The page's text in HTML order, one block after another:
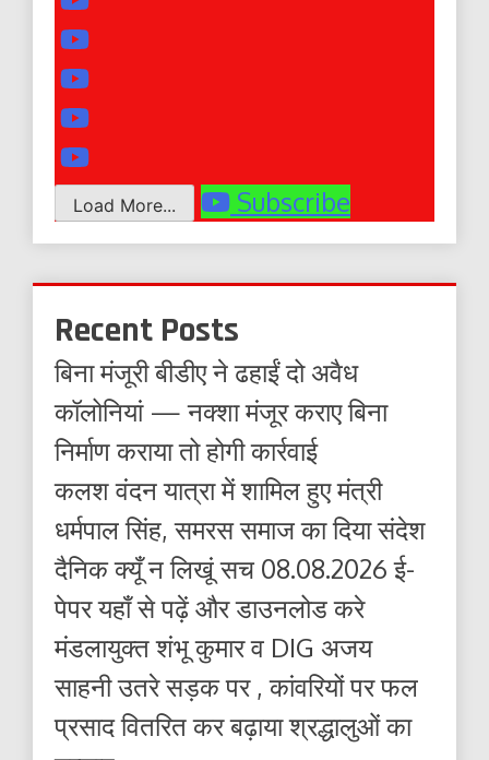
Load More... Subscribe
Recent Posts
बिना मंजूरी बीडीए ने ढहाईं दो अवैध
कॉलोनियां — नक्शा मंजूर कराए बिना
निर्माण कराया तो होगी कार्रवाई
कलश वंदन यात्रा में शामिल हुए मंत्री
धर्मपाल सिंह, समरस समाज का दिया संदेश
दैनिक क्यूँ न लिखूं सच 08.08.2026 ई-
पेपर यहाँ से पढ़ें और डाउनलोड करे
मंडलायुक्त शंभू कुमार व DIG अजय
साहनी उतरे सड़क पर , कांवरियों पर फल
प्रसाद वितरित कर बढ़ाया श्रद्धालुओं का